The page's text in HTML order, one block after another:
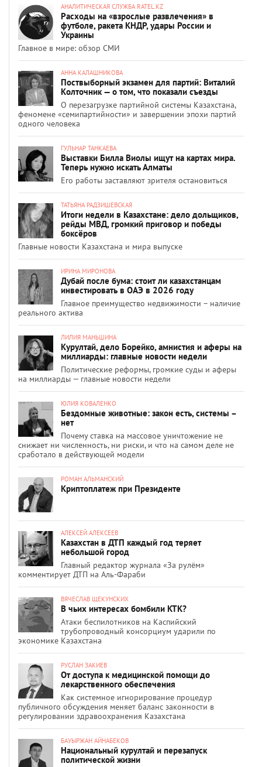
АНАЛИТИЧЕСКАЯ СЛУЖБА RATEL.KZ
Расходы на «взрослые развлечения» в
футболе, ракета КНДР, удары России и
Украины
Главное в мире: обзор СМИ
АННА КАЛАШНИКОВА
Поствыборный экзамен для партий: Виталий
Колточник — о том, что показали съезды
О перезагрузке партийной системы Казахстана,
феномене «семипартийности» и завершении эпохи партий
одного человека
ГУЛЬНАР ТАНКАЕВА
Выставки Билла Виолы ищут на картах мира.
Теперь нужно искать Алматы
Его работы заставляют зрителя остановиться
ТАТЬЯНА РАДЗИШЕВСКАЯ
Итоги недели в Казахстане: дело дольщиков,
рейды МВД, громкий приговор и победы
боксёров
Главные новости Казахстана и мира выпуске
ИРИНА МИРОНОВА
Дубай после бума: стоит ли казахстанцам
инвестировать в ОАЭ в 2026 году
Главное преимущество недвижимости – наличие
реального актива
ЛИЛИЯ МАНЬШИНА
Курултай, дело Борейко, амнистия и аферы на
миллиарды: главные новости недели
Политические реформы, громкие суды и аферы
на миллиарды — главные новости недели
ЮЛИЯ КОВАЛЕНКО
Бездомные животные: закон есть, системы –
нет
Почему ставка на массовое уничтожение не
снижает ни численность, ни риски, и что на самом деле не
сработало в действующей модели
РОМАН АЛЬМАНСКИЙ
Криптоплатеж при Президенте
АЛЕКСЕЙ АЛЕКСЕЕВ
Казахстан в ДТП каждый год теряет
небольшой город
Главный редактор журнала «За рулём»
комментирует ДТП на Аль-Фараби
ВЯЧЕСЛАВ ЩЕКУНСКИХ
В чьих интересах бомбили КТК?
Атаки беспилотников на Каспийский
трубопроводный консорциум ударили по
экономике Казахстана
РУСЛАН ЗАКИЕВ
От доступа к медицинской помощи до
лекарственного обеспечения
Как системное игнорирование процедур
публичного обсуждения меняет баланс законности в
регулировании здравоохранения Казахстана
БАУЫРЖАН АЙНАБЕКОВ
Национальный курултай и перезапуск
политической жизни